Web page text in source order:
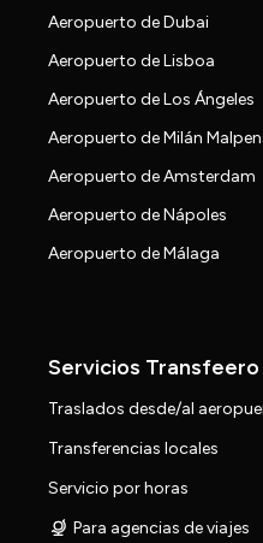
Aeropuerto de Dubai
Aeropuerto de Lisboa
Aeropuerto de Los Ángeles
Aeropuerto de Milán
Aeropuerto de Amsterdam
Aeropuerto de Nápoles
Aeropuerto de Málaga
Servicios Transfeero
Traslados desde/al
Transferencias locales
Servicio por horas
Para agencias de viajes